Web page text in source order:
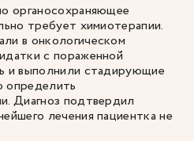
органосохраняющее
требует химиотерапии.
в онкологическом
с пораженной
и выполнили стадирующие
Диагноз подтвердил
лечения пациентка не